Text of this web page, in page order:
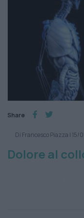
Share
Di Francesco Piazza | 15/
Dolore al